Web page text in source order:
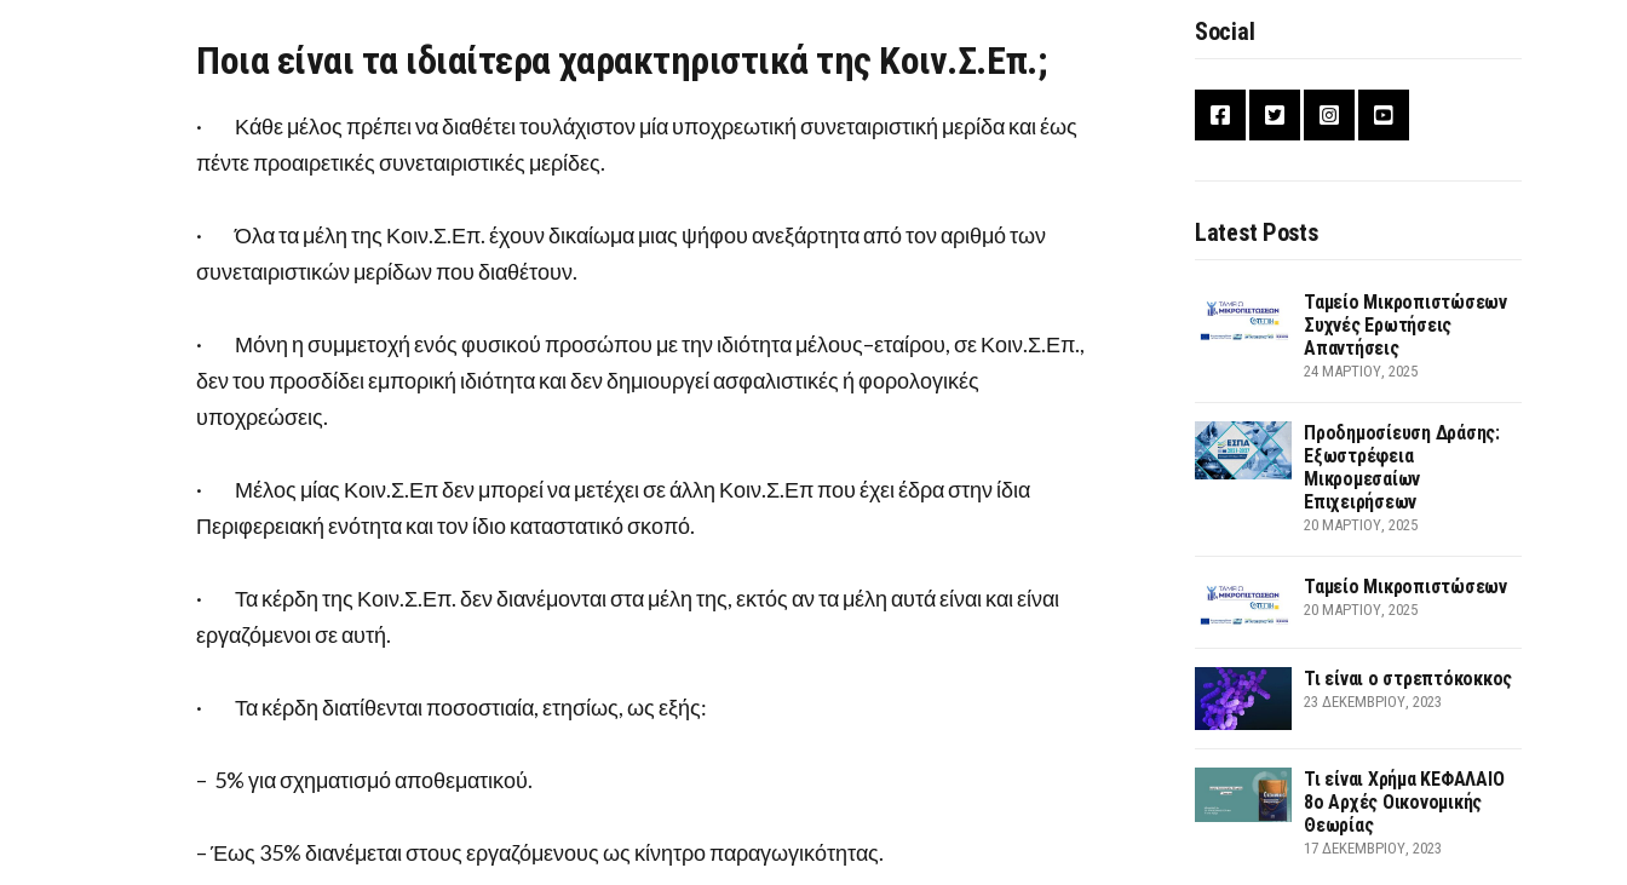
Ποια είναι τα ιδιαίτερα χαρακτηριστικά της Κοιν.Σ.Επ.;
· Κάθε μέλος πρέπει να διαθέτει τουλάχιστον μία υποχρεωτική συνεταιριστική μερίδα και έως
πέντε προαιρετικές συνεταιριστικές μερίδες.
· Όλα τα μέλη της Κοιν.Σ.Επ. έχουν δικαίωμα μιας ψήφου ανεξάρτητα από τον αριθμό των
συνεταιριστικών μερίδων που διαθέτουν.
· Μόνη η συμμετοχή ενός φυσικού προσώπου με την ιδιότητα μέλους–εταίρου, σε Κοιν.Σ.Επ.,
δεν του προσδίδει εμπορική ιδιότητα και δεν δημιουργεί ασφαλιστικές ή φορολογικές
υποχρεώσεις.
· Μέλος μίας Κοιν.Σ.Επ δεν μπορεί να μετέχει σε άλλη Κοιν.Σ.Επ που έχει έδρα στην ίδια
Περιφερειακή ενότητα και τον ίδιο καταστατικό σκοπό.
· Τα κέρδη της Κοιν.Σ.Επ. δεν διανέμονται στα μέλη της, εκτός αν τα μέλη αυτά είναι και είναι
εργαζόμενοι σε αυτή.
· Τα κέρδη διατίθενται ποσοστιαία, ετησίως, ως εξής:
– 5% για σχηματισμό αποθεματικού.
– Έως 35% διανέμεται στους εργαζόμενους ως κίνητρο παραγωγικότητας.
Social
Latest Posts
Ταμείο Μικροπιστώσεων
Συχνές Ερωτήσεις
Απαντήσεις
24 ΜΑΡΤΊΟΥ, 2025
Προδημοσίευση Δράσης:
Εξωστρέφεια
Μικρομεσαίων
Επιχειρήσεων
20 ΜΑΡΤΊΟΥ, 2025
Ταμείο Μικροπιστώσεων
20 ΜΑΡΤΊΟΥ, 2025
Τι είναι ο στρεπτόκοκκος
23 ΔΕΚΕΜΒΡΊΟΥ, 2023
Τι είναι Χρήμα ΚΕΦΑΛΑΙΟ
8ο Αρχές Οικονομικής
Θεωρίας
17 ΔΕΚΕΜΒΡΊΟΥ, 2023